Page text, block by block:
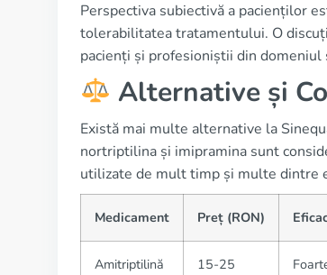
Perspectiva subiectivă a pacienților
tolerabilitatea tratamentului. O
pacienți și profesioniștii din domeniul
Alternative și
Există mai multe alternative la
nortriptilina și imipramina sunt
utilizate de mult timp și multe dintre
Medicament Preț (RON)
Amitriptilină 15-25